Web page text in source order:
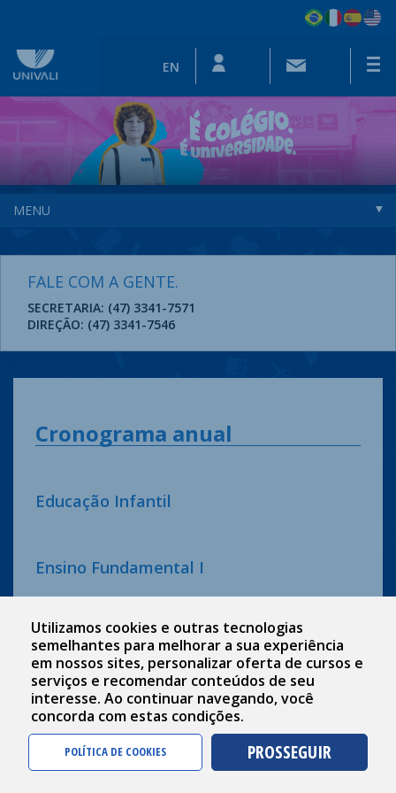
EN
MENU
FALE COM A GENTE.
SECRETARIA: (47) 3341-7571
DIREÇÃO: (47) 3341-7546
Cronograma anual
Educação Infantil
Ensino Fundamental I
Ensino Fundamental II
Calendário Letivo 2026 VERSÃO FINAL
Utilizamos cookies e outras tecnologias
semelhantes para melhorar a sua experiência
em nossos sites, personalizar oferta de cursos e
serviços e recomendar conteúdos de seu
interesse. Ao continuar navegando, você
concorda com estas condições.
POLÍTICA DE COOKIES PROSSEGUIR